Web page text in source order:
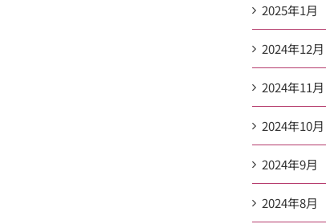
2025年1月
2024年12月
2024年11月
2024年10月
2024年9月
2024年8月